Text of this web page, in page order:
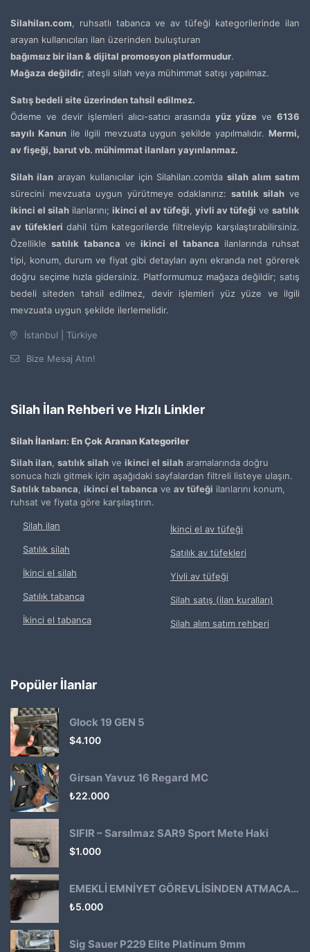
Silahilan.com, ruhsatlı tabanca ve av tüfeği kategorilerinde ilan
arayan kullanıcıları ilan üzerinden buluşturan
bağımsız bir ilan & dijital promosyon platformudur.
Mağaza değildir; ateşli silah veya mühimmat satışı yapılmaz.
Satış bedeli site üzerinden tahsil edilmez.
Ödeme ve devir işlemleri alıcı-satıcı arasındayüz yüze ve6136
sayılı Kanunile ilgili mevzuata uygun şekilde yapılmalıdır. Mermi,
av fişeği, barut vb. mühimmat ilanları yayınlanmaz.
Silah ilanarayan kullanıcılar için Silahilan.com’dasilah alım satım
sürecini mevzuata uygun yürütmeye odaklanırız:satılık silah ve
ikinci el silah ilanlarını;ikinci el av tüfeği, yivli av tüfeği vesatılık
av tüfekleri dahil tüm kategorilerde filtreleyip karşılaştırabilirsiniz.
Özelliklesatılık tabanca ve ikinci el tabanca ilanlarında ruhsat
tipi, konum, durum ve fiyat gibi detayları aynı ekranda net görerek
doğru seçime hızla gidersiniz. Platformumuz mağaza değildir; satış
bedeli siteden tahsil edilmez, devir işlemleri yüz yüze ve ilgili
mevzuata uygun şekilde ilerlemelidir.
İstanbul | Türkiye
Bize Mesaj Atın!
Silah İlan Rehberi ve Hızlı Linkler
Silah İlanları: En Çok Aranan Kategoriler
Silah ilan, satılık silah ve ikinci el silah aramalarında doğru
sonuca hızlı gitmek için aşağıdaki sayfalardan filtreli listeye ulaşın.
Satılık tabanca, ikinci el tabanca ve av tüfeği ilanlarını konum,
ruhsat ve fiyata göre karşılaştırın.
Silah ilan
Satılık silah
İkinci el silah
Satılık tabanca
İkinci el tabanca
İkinci el av tüfeği
Satılık av tüfekleri
Yivli av tüfeği
Silah satış (ilan kuralları)
Silah alım satım rehberi
Popüler İlanlar
Glock 19 GEN 5
$4.100
Girsan Yavuz 16 Regard MC
₺22.000
SIFIR – Sarsılmaz SAR9 Sport Mete Haki
$1.000
EMEKLİ EMNİYET GÖREVLİSİNDEN ATMACA 53 KLASİK14
₺5.000
Sig Sauer P229 Elite Platinum 9mm